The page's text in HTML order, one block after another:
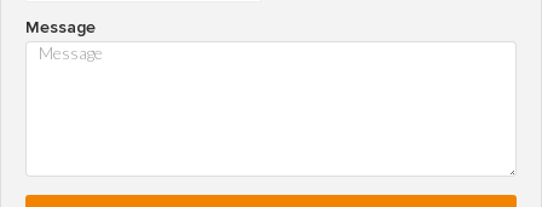
Message